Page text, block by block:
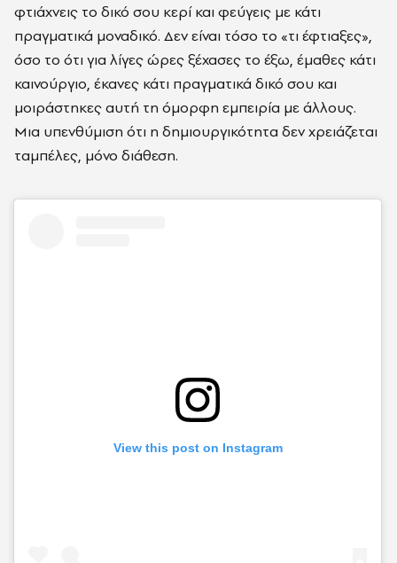
φτιάχνεις το δικό σου κερί και φεύγεις με κάτι
πραγματικά μοναδικό. Δεν είναι τόσο το «τι έφτιαξες»,
όσο το ότι για λίγες ώρες ξέχασες το έξω, έμαθες κάτι
καινούργιο, έκανες κάτι πραγματικά δικό σου και
μοιράστηκες αυτή τη όμορφη εμπειρία με άλλους.
Μια υπενθύμιση ότι η δημιουργικότητα δεν χρειάζεται
ταμπέλες, μόνο διάθεση.
View this post on Instagram